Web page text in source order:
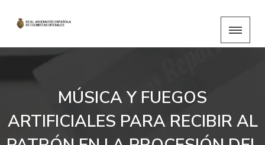
MÚSICA Y FUEGOS
ARTIFICIALES PARA RECIBIR AL